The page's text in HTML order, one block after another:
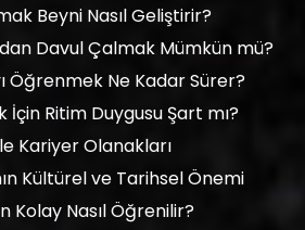
Beyni Nasıl Geliştirir?
Davul Çalmak Mümkün mü?
Öğrenmek Ne Kadar Sürer?
Ritim Duygusu Şart mı?
Kariyer Olanakları
Kültürel ve Tarihsel Önemi
Kolay Nasıl Öğrenilir?